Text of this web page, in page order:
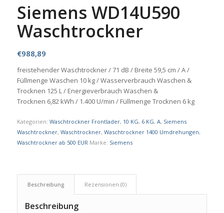
Siemens WD14U590
Waschtrockner
€988,89
freistehender Waschtrockner / 71 dB / Breite 59,5 cm / A /
Füllmenge Waschen 10 kg / Wasserverbrauch Waschen &
Trocknen 125 L / Energieverbrauch Waschen &
Trocknen 6,82 kWh / 1.400 U/min / Füllmenge Trocknen 6 kg
Kategorien: Waschtrockner Frontlader, 10 KG, 6 KG, A, Siemens
Waschtrockner, Waschtrockner, Waschtrockner 1400 Umdrehungen,
Waschtrockner ab 500 EUR Marke: Siemens
Beschreibung Rezensionen (0)
Beschreibung